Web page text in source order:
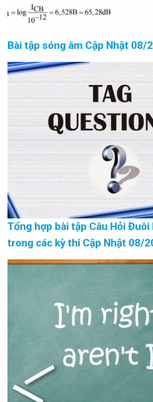
Bài tập sóng âm Cập Nhật 08/
Tổng hợp bài tập Câu Hỏi Đuôi
trong các kỳ thi Cập Nhật 08/